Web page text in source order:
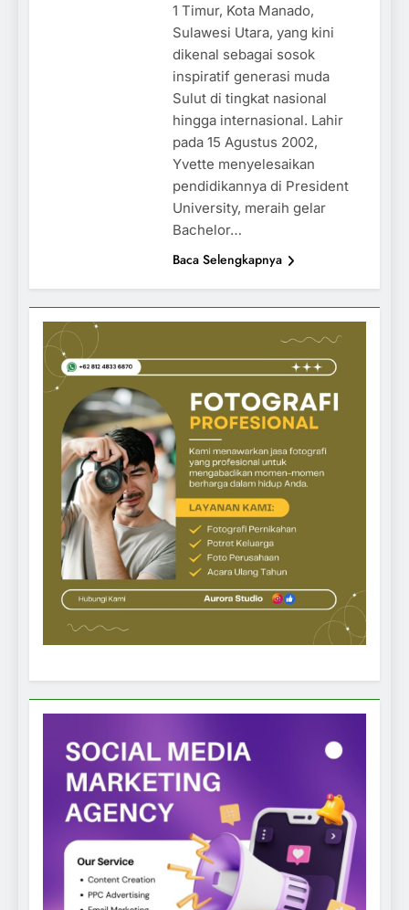
1 Timur, Kota Manado,
Sulawesi Utara, yang kini
dikenal sebagai sosok
inspiratif generasi muda
Sulut di tingkat nasional
hingga internasional. Lahir
pada 15 Agustus 2002,
Yvette menyelesaikan
pendidikannya di President
University, meraih gelar
Bachelor…
Baca Selengkapnya